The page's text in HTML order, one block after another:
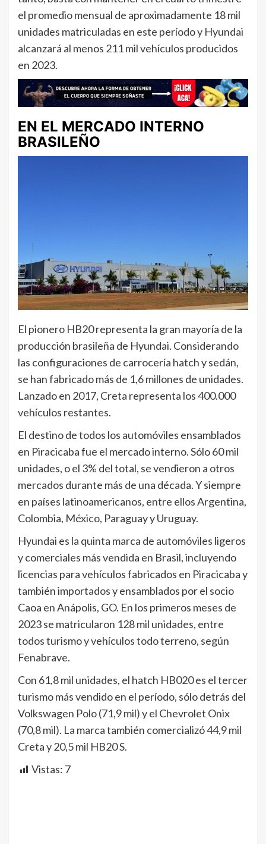
el promedio mensual de aproximadamente 18 mil
unidades matriculadas en este período y Hyundai
alcanzará al menos 211 mil vehículos producidos
en 2023.
EN EL MERCADO INTERNO
BRASILEÑO
El pionero HB20 representa la gran mayoría de la
producción brasileña de Hyundai. Considerando
las configuraciones de carrocería hatch y sedán,
se han fabricado más de 1,6 millones de unidades.
Lanzado en 2017, Creta representa los 400.000
vehículos restantes.
El destino de todos los automóviles ensamblados
en Piracicaba fue el mercado interno. Sólo 60 mil
unidades, o el 3% del total, se vendieron a otros
mercados durante más de una década. Y siempre
en países latinoamericanos, entre ellos Argentina,
Colombia, México, Paraguay y Uruguay.
Hyundai es la quinta marca de automóviles ligeros
y comerciales más vendida en Brasil, incluyendo
licencias para vehículos fabricados en Piracicaba y
también importados y ensamblados por el socio
Caoa en Anápolis, GO. En los primeros meses de
2023 se matricularon 128 mil unidades, entre
todos turismo y vehículos todo terreno, según
Fenabrave.
Con 61,8 mil unidades, el hatch HB020 es el tercer
turismo más vendido en el período, sólo detrás del
Volkswagen Polo (71,9 mil) y el Chevrolet Onix
(70,8 mil). La marca también comercializó 44,9 mil
Creta y 20,5 mil HB20 S.
Vistas: 7